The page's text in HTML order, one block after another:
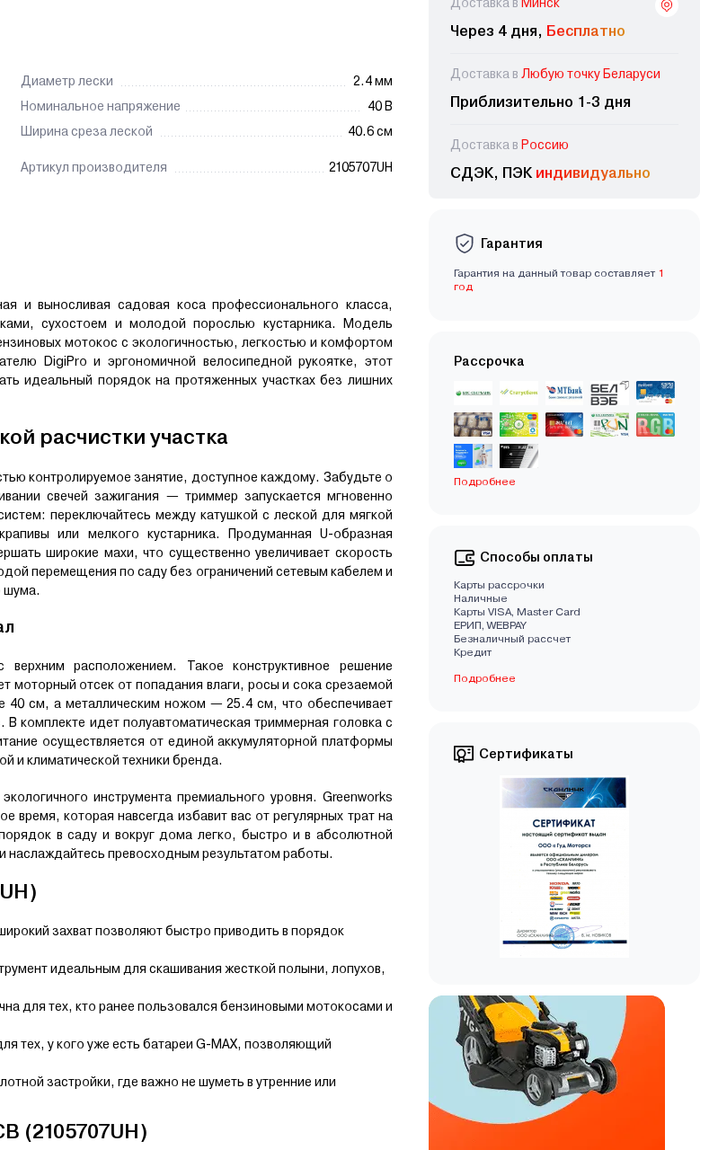
Диаметр лески
2.4 мм
Номинальное напряжение
40 В
Ширина среза леской
40.6 см
Артикул производителя 2105707UH
и выносливая садовая коса профессионального класса,
сухостоем и молодой порослью кустарника. Модель
мотокос с экологичностью, легкостью и комфортом
DigiPro и эргономичной велосипедной рукоятке, этот
идеальный порядок на протяженных участках без лишних
расчистки участка
контролируемое занятие, доступное каждому. Забудьте о
свечей зажигания — триммер запускается мгновенно
переключайтесь между катушкой с леской для мягкой
или мелкого кустарника. Продуманная U-образная
широкие махи, что существенно увеличивает скорость
перемещения по саду без ограничений сетевым кабелем и
шума.
расположением. Такое конструктивное решение
моторный отсек от попадания влаги, росы и сока срезаемой
40 см, а металлическим ножом — 25.4 см, что обеспечивает
комплекте идет полуавтоматическая триммерная головка с
осуществляется от единой аккумуляторной платформы
и климатической техники бренда.
инструмента премиального уровня. Greenworks
которая навсегда избавит вас от регулярных трат на
в саду и вокруг дома легко, быстро и в абсолютной
наслаждайтесь превосходным результатом работы.
захват позволяют быстро приводить в порядок
идеальным для скашивания жесткой полыни, лопухов,
для тех, кто ранее пользовался бензиновыми мотокосами и
тех, у кого уже есть батареи G-MAX, позволяющий
застройки, где важно не шуметь в утренние или
(2105707UH)
Через 4 дня, Бесплатно
Доставка в Любую точку Беларуси
Приблизительно 1-3 дня
Доставка в Россию
СДЭК, ПЭК индивидуально
Гарантия
Гарантия на данный товар составляет 1
год
Рассрочка
Подробнее
Способы оплаты
Карты рассрочки
Наличные
Карты VISA, Master Card
EРИП, WEBPAY
Безналичный рассчет
Кредит
Подробнее
Сертификаты